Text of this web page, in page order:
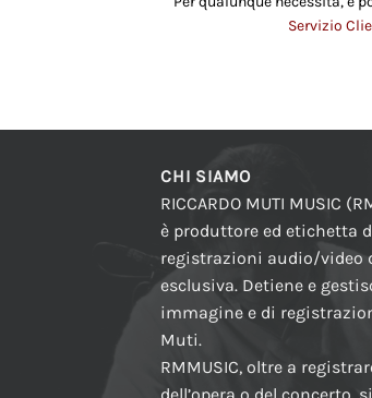
Servizio
CHI SIAMO
RICCARDO MUTI MUSIC
è produttore ed etichetta
registrazioni audio/video
esclusiva. Detiene e
immagine e di
Muti.
RMMUSIC, oltre a